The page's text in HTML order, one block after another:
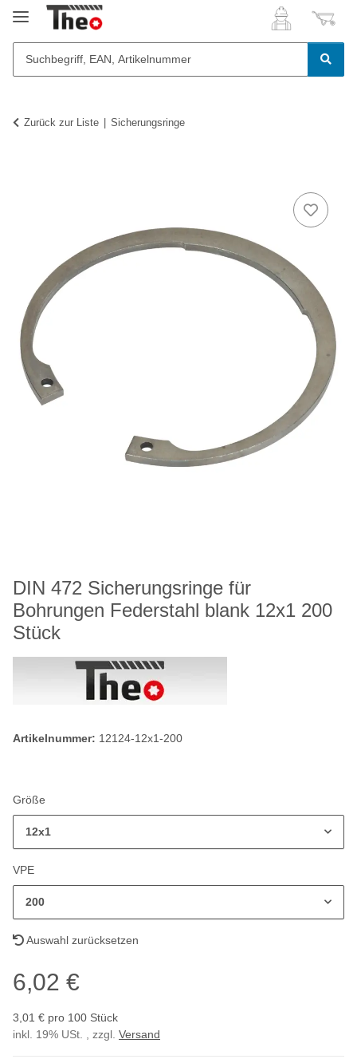
Zurück zur Liste Sicherungsringe
DIN 472 Sicherungsringe für
Bohrungen Federstahl blank 12x1 200
Stück
Artikelnummer: 12124-12x1-200
Größe
12x1
VPE
200
Auswahl zurücksetzen
6,02 €
3,01 € pro 100 Stück
inkl. 19% USt. , zzgl. Versand